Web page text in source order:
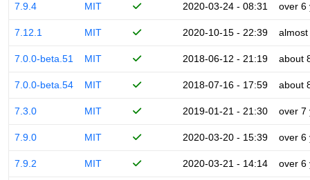
7.9.4 MIT 2020-03-24 - 08:31 over 6
7.12.1 MIT 2020-10-15 - 22:39
7.0.0-beta.51 MIT 2018-06-12 - 21:19 about
7.0.0-beta.54 MIT 2018-07-16 - 17:59 about
7.3.0 MIT 2019-01-21 - 21:30 over 7
7.9.0 MIT 2020-03-20 - 15:39 over 6
7.9.2 MIT 2020-03-21 - 14:14 over 6